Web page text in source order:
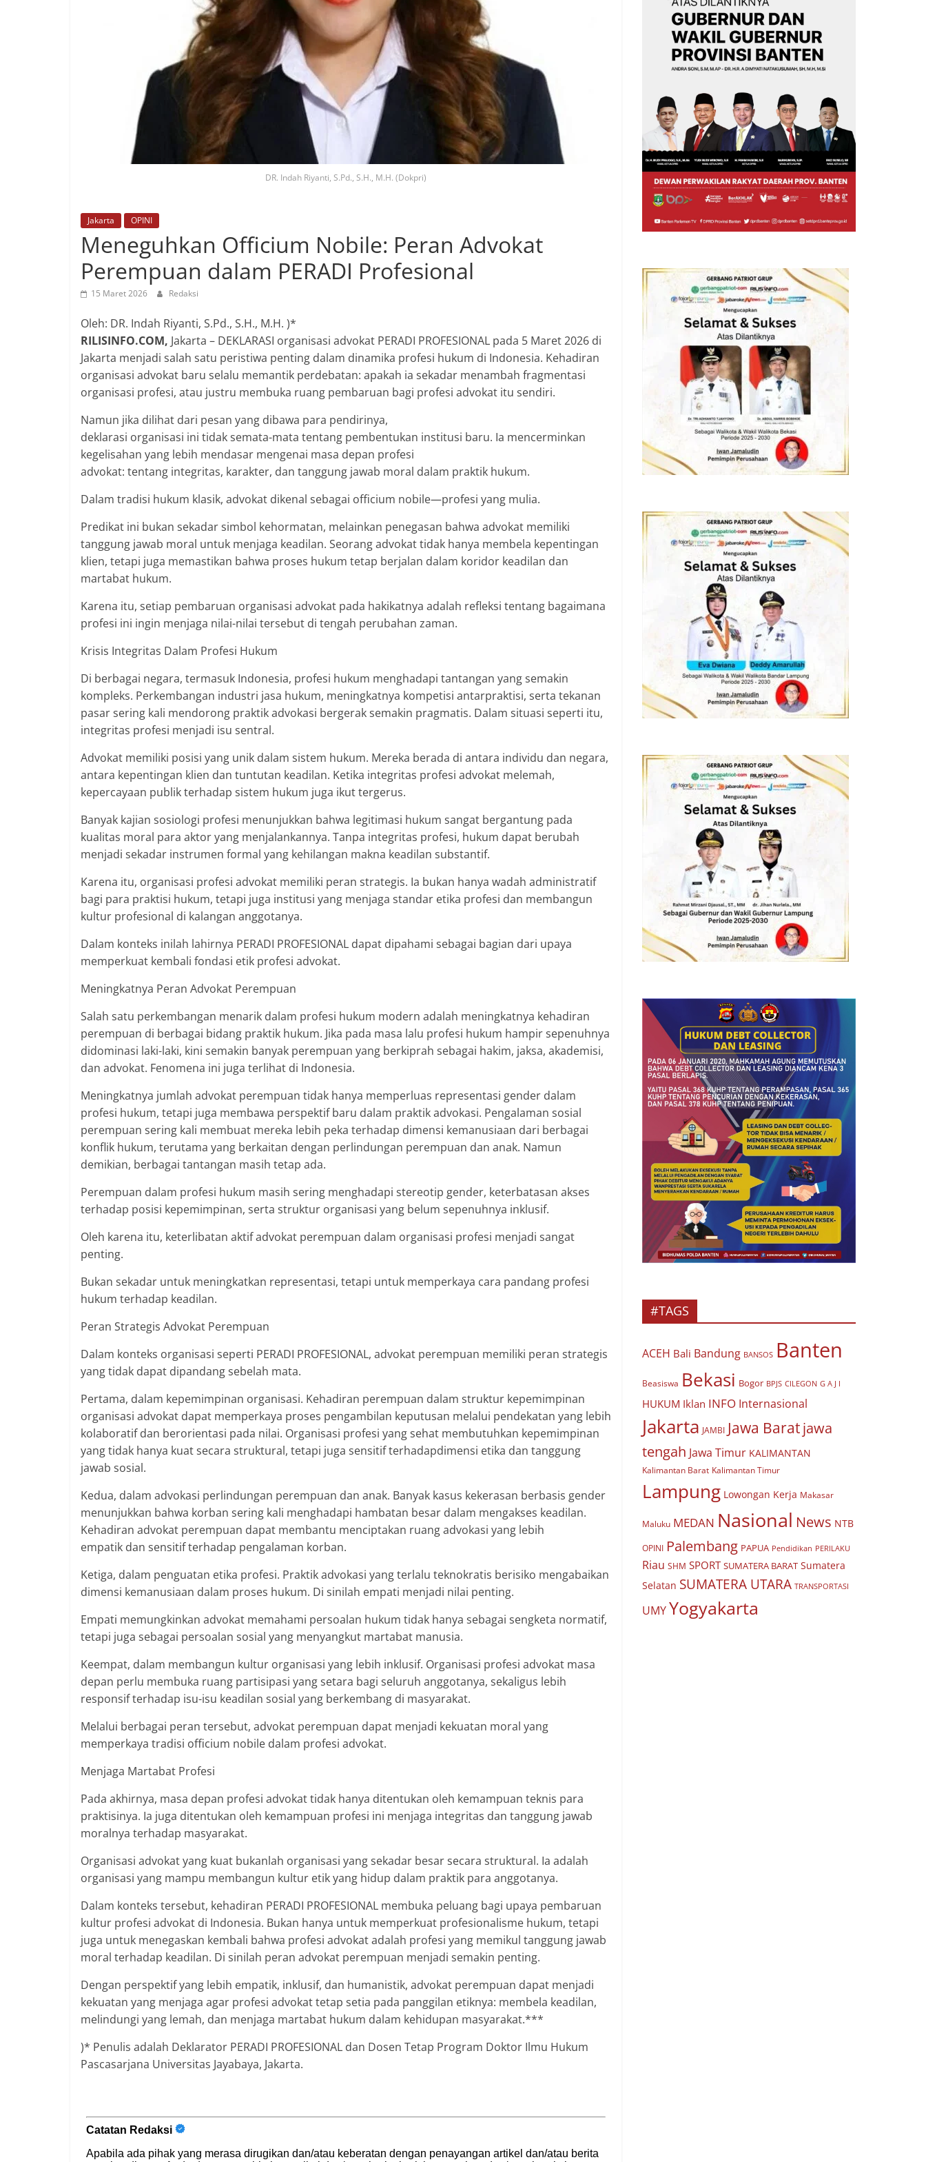
DR. Indah Riyanti, S.Pd., S.H., M.H. (Dokpri)
Jakarta OPINI
Meneguhkan Officium Nobile: Peran Advokat
Perempuan dalam PERADI Profesional
15 Maret 2026 Redaksi
Oleh: DR. Indah Riyanti, S.Pd., S.H., M.H. )*
RILISINFO.COM, Jakarta – DEKLARASI organisasi advokat PERADI PROFESIONAL pada 5 Maret 2026 di
Jakarta menjadi salah satu peristiwa penting dalam dinamika profesi hukum di Indonesia. Kehadiran
organisasi advokat baru selalu memantik perdebatan: apakah ia sekadar menambah fragmentasi
organisasi profesi, atau justru membuka ruang pembaruan bagi profesi advokat itu sendiri.
Namun jika dilihat dari pesan yang dibawa para pendirinya,
deklarasi organisasi ini tidak semata-mata tentang pembentukan institusi baru. Ia mencerminkan
kegelisahan yang lebih mendasar mengenai masa depan profesi
advokat: tentang integritas, karakter, dan tanggung jawab moral dalam praktik hukum.
Dalam tradisi hukum klasik, advokat dikenal sebagai officium nobile—profesi yang mulia.
Predikat ini bukan sekadar simbol kehormatan, melainkan penegasan bahwa advokat memiliki
tanggung jawab moral untuk menjaga keadilan. Seorang advokat tidak hanya membela kepentingan
klien, tetapi juga memastikan bahwa proses hukum tetap berjalan dalam koridor keadilan dan
martabat hukum.
Karena itu, setiap pembaruan organisasi advokat pada hakikatnya adalah refleksi tentang bagaimana
profesi ini ingin menjaga nilai-nilai tersebut di tengah perubahan zaman.
Krisis Integritas Dalam Profesi Hukum
Di berbagai negara, termasuk Indonesia, profesi hukum menghadapi tantangan yang semakin
kompleks. Perkembangan industri jasa hukum, meningkatnya kompetisi antarpraktisi, serta tekanan
pasar sering kali mendorong praktik advokasi bergerak semakin pragmatis. Dalam situasi seperti itu,
integritas profesi menjadi isu sentral.
Advokat memiliki posisi yang unik dalam sistem hukum. Mereka berada di antara individu dan negara,
antara kepentingan klien dan tuntutan keadilan. Ketika integritas profesi advokat melemah,
kepercayaan publik terhadap sistem hukum juga ikut tergerus.
Banyak kajian sosiologi profesi menunjukkan bahwa legitimasi hukum sangat bergantung pada
kualitas moral para aktor yang menjalankannya. Tanpa integritas profesi, hukum dapat berubah
menjadi sekadar instrumen formal yang kehilangan makna keadilan substantif.
Karena itu, organisasi profesi advokat memiliki peran strategis. Ia bukan hanya wadah administratif
bagi para praktisi hukum, tetapi juga institusi yang menjaga standar etika profesi dan membangun
kultur profesional di kalangan anggotanya.
Dalam konteks inilah lahirnya PERADI PROFESIONAL dapat dipahami sebagai bagian dari upaya
memperkuat kembali fondasi etik profesi advokat.
Meningkatnya Peran Advokat Perempuan
Salah satu perkembangan menarik dalam profesi hukum modern adalah meningkatnya kehadiran
perempuan di berbagai bidang praktik hukum. Jika pada masa lalu profesi hukum hampir sepenuhnya
didominasi laki-laki, kini semakin banyak perempuan yang berkiprah sebagai hakim, jaksa, akademisi,
dan advokat. Fenomena ini juga terlihat di Indonesia.
Meningkatnya jumlah advokat perempuan tidak hanya memperluas representasi gender dalam
profesi hukum, tetapi juga membawa perspektif baru dalam praktik advokasi. Pengalaman sosial
perempuan sering kali membuat mereka lebih peka terhadap dimensi kemanusiaan dari berbagai
konflik hukum, terutama yang berkaitan dengan perlindungan perempuan dan anak. Namun
demikian, berbagai tantangan masih tetap ada.
Perempuan dalam profesi hukum masih sering menghadapi stereotip gender, keterbatasan akses
terhadap posisi kepemimpinan, serta struktur organisasi yang belum sepenuhnya inklusif.
Oleh karena itu, keterlibatan aktif advokat perempuan dalam organisasi profesi menjadi sangat
penting.
Bukan sekadar untuk meningkatkan representasi, tetapi untuk memperkaya cara pandang profesi
hukum terhadap keadilan.
Peran Strategis Advokat Perempuan
Dalam konteks organisasi seperti PERADI PROFESIONAL, advokat perempuan memiliki peran strategis
yang tidak dapat dipandang sebelah mata.
Pertama, dalam kepemimpinan organisasi. Kehadiran perempuan dalam struktur kepemimpinan
organisasi advokat dapat memperkaya proses pengambilan keputusan melalui pendekatan yang lebih
kolaboratif dan berorientasi pada nilai. Organisasi profesi yang sehat membutuhkan kepemimpinan
yang tidak hanya kuat secara struktural, tetapi juga sensitif terhadapdimensi etika dan tanggung
jawab sosial.
Kedua, dalam advokasi perlindungan perempuan dan anak. Banyak kasus kekerasan berbasis gender
menunjukkan bahwa korban sering kali menghadapi hambatan besar dalam mengakses keadilan.
Kehadiran advokat perempuan dapat membantu menciptakan ruang advokasi yang lebih
empatik dan sensitif terhadap pengalaman korban.
Ketiga, dalam penguatan etika profesi. Praktik advokasi yang terlalu teknokratis berisiko mengabaikan
dimensi kemanusiaan dalam proses hukum. Di sinilah empati menjadi nilai penting.
Empati memungkinkan advokat memahami persoalan hukum tidak hanya sebagai sengketa normatif,
tetapi juga sebagai persoalan sosial yang menyangkut martabat manusia.
Keempat, dalam membangun kultur organisasi yang lebih inklusif. Organisasi profesi advokat masa
depan perlu membuka ruang partisipasi yang setara bagi seluruh anggotanya, sekaligus lebih
responsif terhadap isu-isu keadilan sosial yang berkembang di masyarakat.
Melalui berbagai peran tersebut, advokat perempuan dapat menjadi kekuatan moral yang
memperkaya tradisi officium nobile dalam profesi advokat.
Menjaga Martabat Profesi
Pada akhirnya, masa depan profesi advokat tidak hanya ditentukan oleh kemampuan teknis para
praktisinya. Ia juga ditentukan oleh kemampuan profesi ini menjaga integritas dan tanggung jawab
moralnya terhadap masyarakat.
Organisasi advokat yang kuat bukanlah organisasi yang sekadar besar secara struktural. Ia adalah
organisasi yang mampu membangun kultur etik yang hidup dalam praktik para anggotanya.
Dalam konteks tersebut, kehadiran PERADI PROFESIONAL membuka peluang bagi upaya pembaruan
kultur profesi advokat di Indonesia. Bukan hanya untuk memperkuat profesionalisme hukum, tetapi
juga untuk menegaskan kembali bahwa profesi advokat adalah profesi yang memikul tanggung jawab
moral terhadap keadilan. Di sinilah peran advokat perempuan menjadi semakin penting.
Dengan perspektif yang lebih empatik, inklusif, dan humanistik, advokat perempuan dapat menjadi
kekuatan yang menjaga agar profesi advokat tetap setia pada panggilan etiknya: membela keadilan,
melindungi yang lemah, dan menjaga martabat hukum dalam kehidupan masyarakat.***
)* Penulis adalah Deklarator PERADI PROFESIONAL dan Dosen Tetap Program Doktor Ilmu Hukum
Pascasarjana Universitas Jayabaya, Jakarta.
#TAGS
ACEH Bali Bandung BANSOS Banten
Beasiswa Bekasi Bogor BPJS CILEGON G A J I
HUKUM Iklan INFO Internasional
Jakarta JAMBI Jawa Baratjawa
tengah Jawa Timur KALIMANTAN
Kalimantan Barat Kalimantan Timur
Lampung Lowongan Kerja Makasar
Maluku MEDAN Nasional News NTB
OPINI Palembang PAPUA Pendidikan PERILAKU
Riau SHM SPORT SUMATERA BARAT Sumatera
Selatan SUMATERA UTARA TRANSPORTASI
UMYYogyakarta